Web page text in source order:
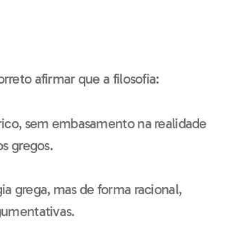
afirmar que a filosofia:
sem embasamento na realidade
gregos.
grega, mas de forma racional,